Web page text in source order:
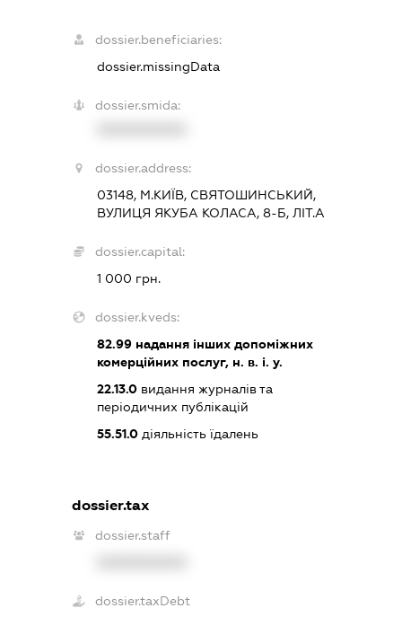
dossier.beneficiaries:
dossier.missingData
dossier.smida:
dossier.address:
03148, М.КИЇВ, СВЯТОШИНСЬКИЙ,
ВУЛИЦЯ ЯКУБА КОЛАСА, 8-Б, ЛІТ.А
dossier.capital:
1 000 грн.
dossier.kveds:
82.99 надання інших допоміжних
комерційних послуг, н. в. і. у.
22.13.0 видання журналів та
періодичних публікацій
55.51.0 діяльність їдалень
dossier.tax
dossier.staff
dossier.taxDebt